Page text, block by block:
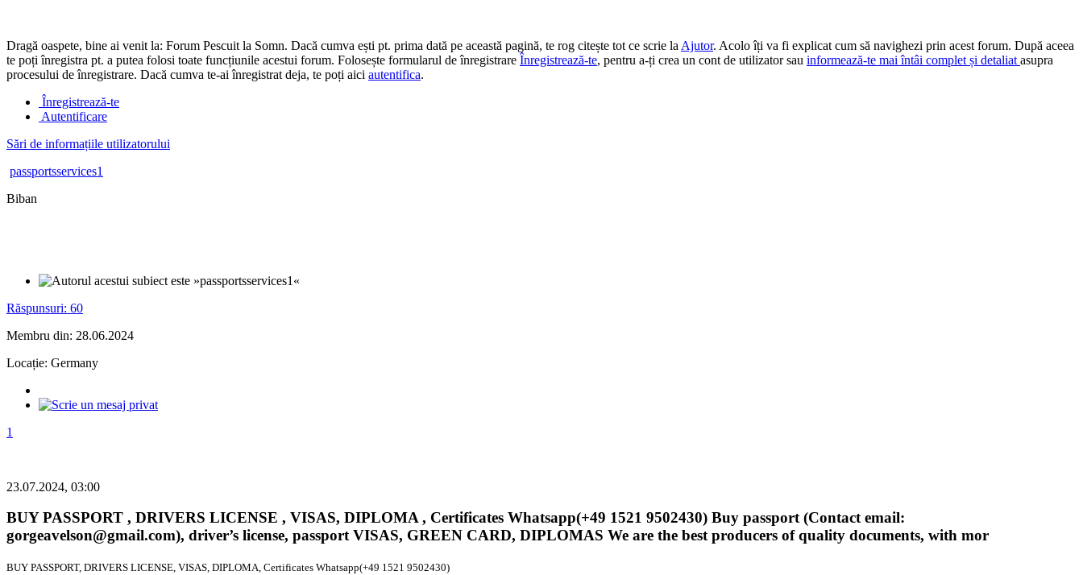
Dragă oaspete, bine ai venit la: Forum Pescuit la Somn. Dacă cumva ești pt. prima dată pe această pagină, te rog citește tot ce scrie la Ajutor. Acolo îți va fi explicat cum să navighezi prin acest forum. După aceea
te poți înregistra pt. a putea folosi toate funcțiunile acestui forum. Folosește formularul de înregistrare Înregistrează-te, pentru a-ți crea un cont de utilizator sau informează-te mai întâi complet și detaliat asupra
procesului de înregistrare. Dacă cumva te-ai înregistrat deja, te poți aici autentifica.
Înregistrează-te
Autentificare
Sări de informațiile utilizatorului
passportsservices1
Biban
Răspunsuri: 60
Membru din: 28.06.2024
Locație: Germany
1
23.07.2024, 03:00
BUY PASSPORT , DRIVERS LICENSE , VISAS, DIPLOMA , Certificates Whatsapp(+49 1521 9502430) Buy passport (Contact email:
gorgeavelson@gmail.com), driver’s license, passport VISAS, GREEN CARD, DIPLOMAS We are the best producers of quality documents, with mor
BUY PASSPORT, DRIVERS LICENSE, VISAS, DIPLOMA, Certificates Whatsapp(+49 1521 9502430)